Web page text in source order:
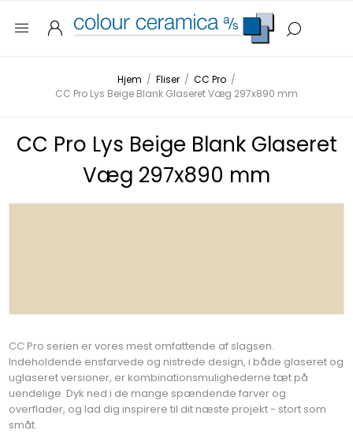
Hjem / Fliser / CC Pro /
CC Pro Lys Beige Blank Glaseret Væg 297x890 mm
CC Pro Lys Beige Blank Glaseret
Væg 297x890 mm
CC Pro serien er vores mest omfattende af slagsen.
Indeholdende ensfarvede og nistrede design, i både glaseret og
uglaseret versioner, er kombinationsmulighederne tæt på
uendelige. Dyk ned i de mange spændende farver og
overflader, og lad dig inspirere til dit næste projekt - stort som
småt.